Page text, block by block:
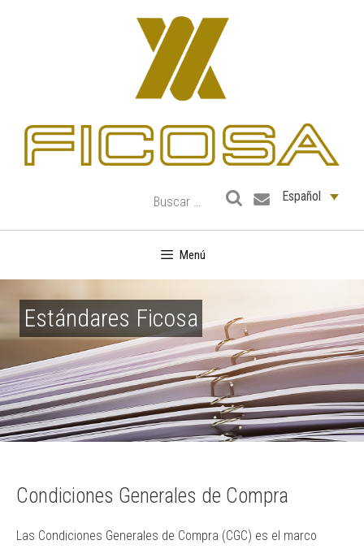
Español
Menú
Estándares Ficosa
Condiciones Generales de Compra
Las Condiciones Generales de Compra (CGC) es el marco